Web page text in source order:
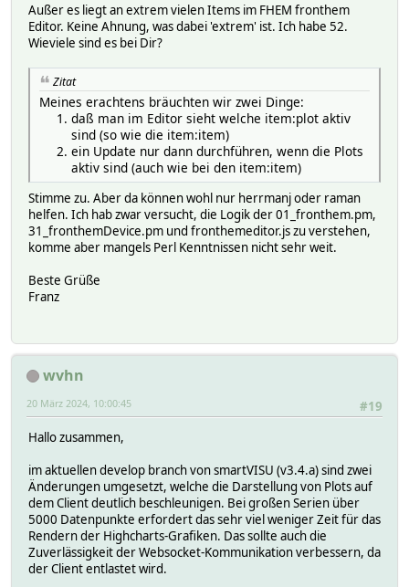
Außer es liegt an extrem vielen Items im FHEM fronthem
Editor. Keine Ahnung, was dabei 'extrem' ist. Ich habe 52.
Wieviele sind es bei Dir?
Zitat
Meines erachtens bräuchten wir zwei Dinge:
daß man im Editor sieht welche item:plot aktiv
sind (so wie die item:item)
ein Update nur dann durchführen, wenn die Plots
aktiv sind (auch wie bei den item:item)
Stimme zu. Aber da können wohl nur herrmanj oder raman
helfen. Ich hab zwar versucht, die Logik der 01_fronthem.pm,
31_fronthemDevice.pm und fronthemeditor.js zu verstehen,
komme aber mangels Perl Kenntnissen nicht sehr weit.
Beste Grüße
Franz
wvhn
#19
20 März 2024, 10:00:45
Hallo zusammen,
im aktuellen develop branch von smartVISU (v3.4.a) sind zwei
Änderungen umgesetzt, welche die Darstellung von Plots auf
dem Client deutlich beschleunigen. Bei großen Serien über
5000 Datenpunkte erfordert das sehr viel weniger Zeit für das
Rendern der Highcharts-Grafiken. Das sollte auch die
Zuverlässigkeit der Websocket-Kommunikation verbessern, da
der Client entlastet wird.